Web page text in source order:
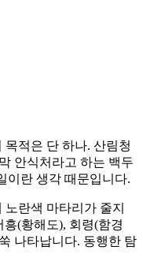
적은 단 하나. 산림청
안식처라고 하는 백두
이란 생각 때문입니다.
란색 마타리가 줄지
(황해도), 회령(함경
나타납니다. 동행한 탐